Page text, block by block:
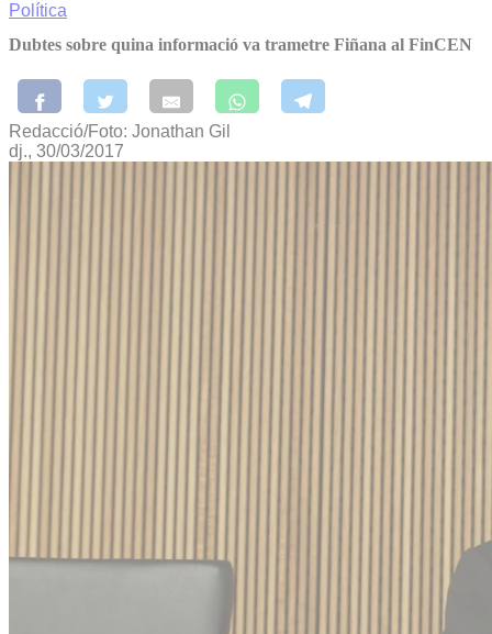
Política
Dubtes sobre quina informació va trametre Fiñana al FinCEN
Redacció/Foto: Jonathan Gil
dj., 30/03/2017